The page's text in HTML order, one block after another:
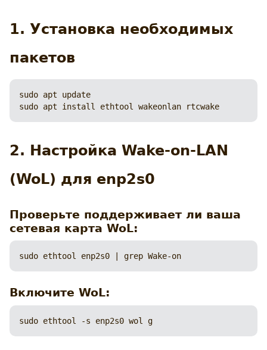
1. Установка необходимых
пакетов
sudo apt update
sudo apt install ethtool wakeonlan rtcwake
2. Настройка Wake-on-LAN
(WoL) для enp2s0
Проверьте поддерживает ли ваша
сетевая карта WoL:
sudo ethtool enp2s0 | grep Wake-on
Включите WoL:
sudo ethtool -s enp2s0 wol g